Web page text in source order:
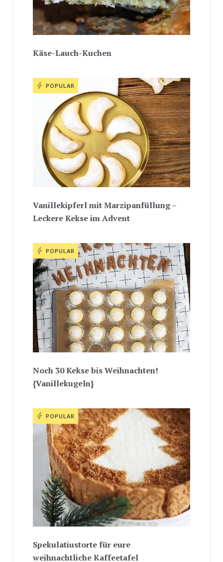
Käse-Lauch-Kuchen
POPULAR
Vanillekipferl mit Marzipanfüllung –
Leckere Kekse im Advent
POPULAR
Noch 30 Kekse bis Weihnachten!
{Vanillekugeln}
POPULAR
Spekulatiustorte für eure
weihnachtliche Kaffeetafel